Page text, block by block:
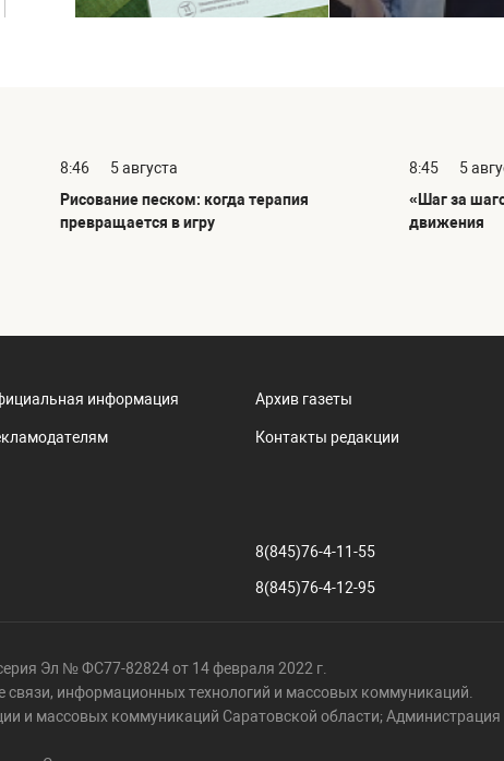
8:46
5 августа
Рисование песком: когда терапия
превращается в игру
8:45
5
«Шаг за
движения
информация Архив газеты
Контакты редакции
8(845)76-4-11-55
8(845)76-4-12-95
Эл № ФС77-82824 от 14 февраля 2022 г.
связи, информационных технологий и массовых коммуникаций.
и массовых коммуникаций Саратовской области;